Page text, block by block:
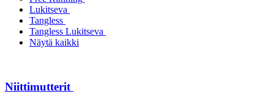
Lukitseva
Tangless
Tangless Lukitseva
Näytä kaikki
Niittimutterit